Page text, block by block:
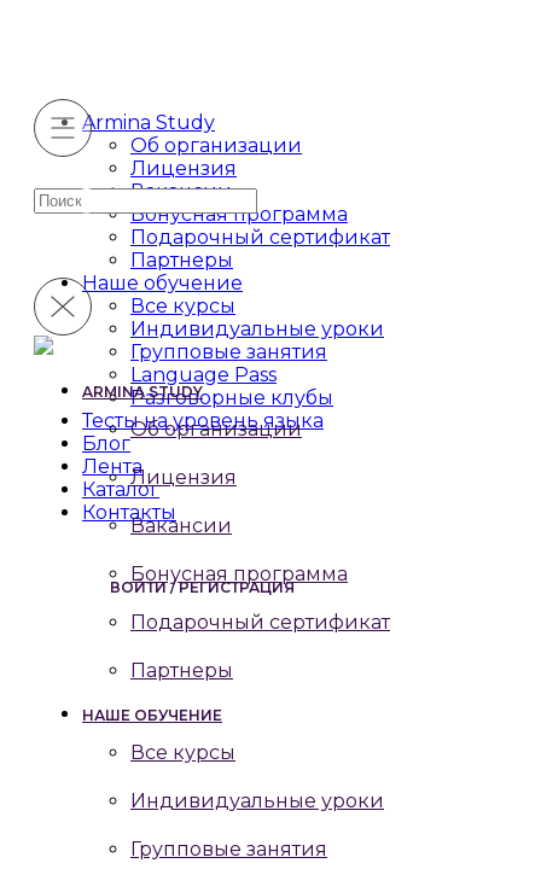
Armina Study
Об организации
Лицензия
Вакансии
Бонусная программа
Подарочный сертификат
Партнеры
Наше обучение
Все курсы
Индивидуальные уроки
Групповые занятия
Language Pass
Разговорные клубы
Тесты на уровень языка
Блог
Лента
Каталог
Контакты
ВОЙТИ / РЕГИСТРАЦИЯ
Искать:
ARMINA STUDY
Об организации
Лицензия
Вакансии
Бонусная программа
Подарочный сертификат
Партнеры
НАШЕ ОБУЧЕНИЕ
Все курсы
Индивидуальные уроки
Групповые занятия